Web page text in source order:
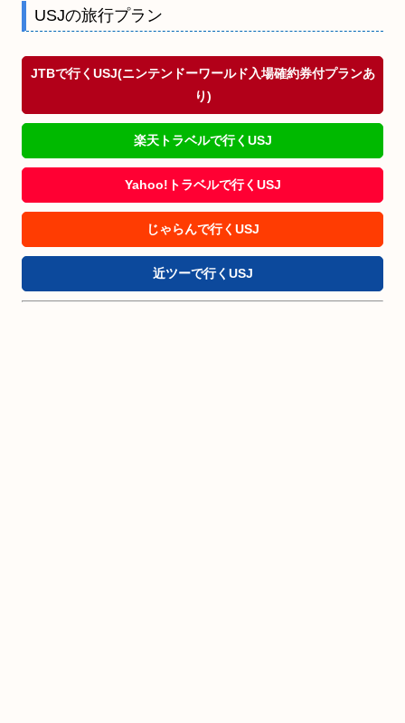
USJの旅行プラン
JTBで行くUSJ(ニンテンドーワールド入場確約券付プランあ
り)
楽天トラベルで行くUSJ
Yahoo!トラベルで行くUSJ
じゃらんで行くUSJ
近ツーで行くUSJ